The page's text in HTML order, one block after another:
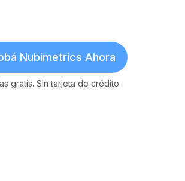
Nubimetrics Ahora
gratis. Sin tarjeta de crédito.